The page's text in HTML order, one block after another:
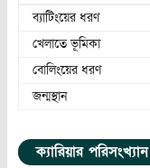
ব্যাটিংয়ের ধরণ
খেলাতে ভূমিকা
বোলিংয়ের ধরণ
জন্মস্থান
ক্যারিয়ার পরিসংখ্যান